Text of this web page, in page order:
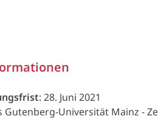
: 28. Juni 2021
Gutenberg-Universität Mainz -